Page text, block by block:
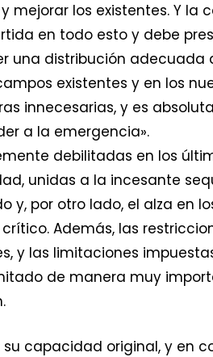
mejorar los existentes. Y la
en todo esto y debe
una distribución adecuada
existentes y en los
innecesarias, y es
a la emergencia».
debilitadas en los
unidas a la incesante
por otro lado, el alza en
Además, las
y las limitaciones
de manera muy
capacidad original, y en